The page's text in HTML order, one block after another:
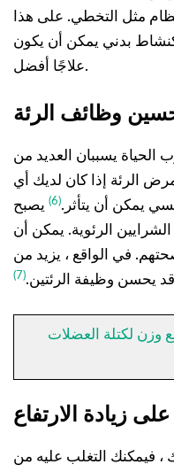
مثل التخطي. على هذا
بدني يمكن أن يكون
علاجًا أفضل.
الحياة يسببان العديد من
الرئة إذا كان لديك أي
يمكن أن يتأثر.(6)
يصبح
الرئوية. يمكن أن
في الواقع ، يزيد من
يحسن وظيفة الرئتين.(7)
وزن لكتلة العضلات
، فيمكنك التغلب عليه من